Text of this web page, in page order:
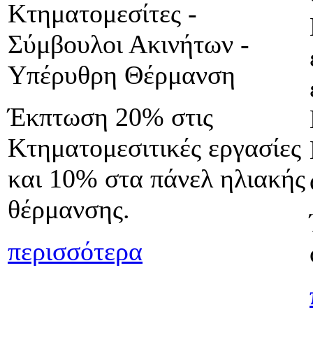
Κτηματομεσίτες -
Σύμβουλοι Ακινήτων -
Υπέρυθρη Θέρμανση
Έκπτωση 20% στις
Κτηματομεσιτικές εργασίες
και 10% στα πάνελ ηλιακής
θέρμανσης.
περισσότερα